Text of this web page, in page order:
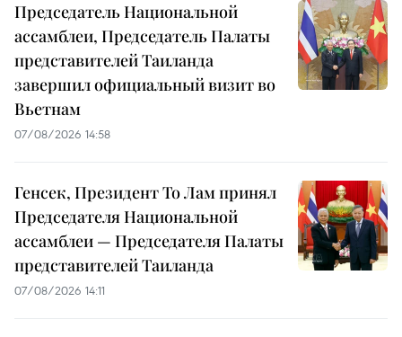
Председатель Национальной
ассамблеи, Председатель Палаты
представителей Таиланда
завершил официальный визит во
Вьетнам
07/08/2026 14:58
Генсек, Президент То Лам принял
Председателя Национальной
ассамблеи — Председателя Палаты
представителей Таиланда
07/08/2026 14:11